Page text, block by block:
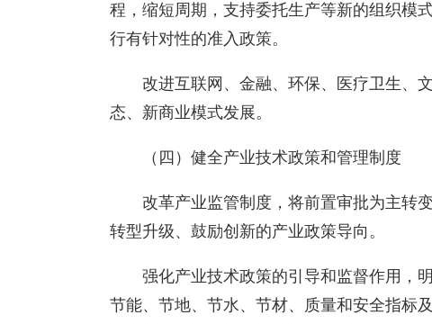
程，缩短周期，支持委托生产等新的组织模
行有针对性的准入政策。
改进互联网、金融、环保、医疗卫生、
态、新商业模式发展。
（四）健全产业技术政策和管理制度
改革产业监管制度，将前置审批为主转
转型升级、鼓励创新的产业政策导向。
强化产业技术政策的引导和监督作用，
节能、节地、节水、节材、质量和安全指标